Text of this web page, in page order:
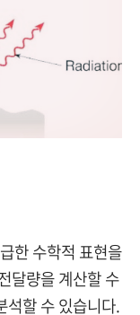
한 수학적 표현을
달량을 계산할 수
석할 수 있습니다.